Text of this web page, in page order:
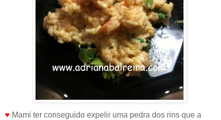
♥ Mami ter conseguido expelir uma pedra dos rins que a